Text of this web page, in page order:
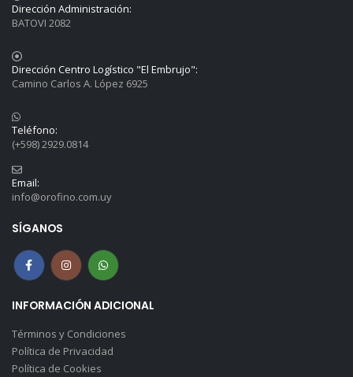
Dirección Administración:
BATOVI 2082
Dirección Centro Logístico "El Embrujo":
Camino Carlos A. López 6925
Teléfono:
(+598) 2929.0814
Email:
info@orofino.com.uy
SÍGANOS
INFORMACIÓN ADICIONAL
Términos y Condiciones
Política de Privacidad
Política de Cookies